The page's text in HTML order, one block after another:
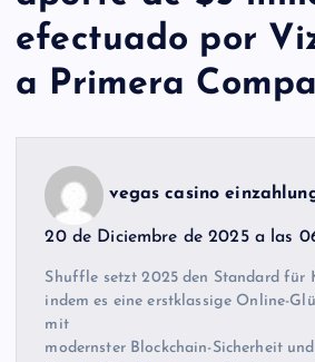
efectuado por
a Primera
vegas casino
20 de Diciembre de 2025 a las
Shuffle setzt 2025 den Standard für
indem es eine erstklassige Online-
mit
modernster Blockchain-Sicherheit